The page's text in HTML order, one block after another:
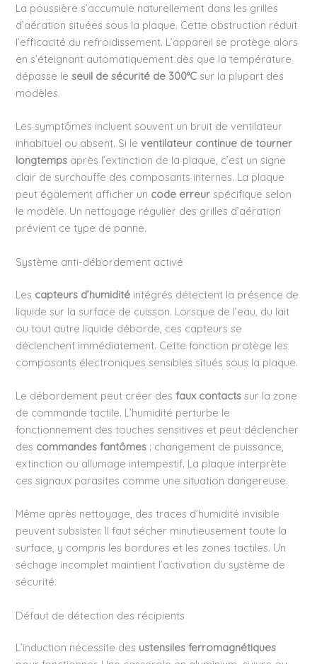
La poussière s’accumule naturellement dans les grilles
d’aération situées sous la plaque. Cette obstruction réduit
l’efficacité du refroidissement. L’appareil se protège alors
en s’éteignant automatiquement dès que la température
dépasse leseuil de sécurité de 300°C sur la plupart des
modèles.
Les symptômes incluent souvent un bruit de ventilateur
inhabituel ou absent. Si leventilateur continue de tourner
longtemps après l’extinction de la plaque, c’est un signe
clair de surchauffe des composants internes. La plaque
peut également afficher un code erreur spécifique selon
le modèle. Un nettoyage régulier des grilles d’aération
prévient ce type de panne.
Système anti-débordement activé
Les capteurs d’humidité intégrés détectent la présence de
liquide sur la surface de cuisson. Lorsque de l’eau, du lait
ou tout autre liquide déborde, ces capteurs se
déclenchent immédiatement. Cette fonction protège les
composants électroniques sensibles situés sous la plaque.
Le débordement peut créer desfaux contacts sur la zone
de commande tactile. L’humidité perturbe le
fonctionnement des touches sensitives et peut déclencher
des commandes fantômes : changement de puissance,
extinction ou allumage intempestif. La plaque interprète
ces signaux parasites comme une situation dangereuse.
Même après nettoyage, des traces d’humidité invisible
peuvent subsister. Il faut sécher minutieusement toute la
surface, y compris les bordures et les zones tactiles. Un
séchage incomplet maintient l’activation du système de
sécurité.
Défaut de détection des récipients
L’induction nécessite des ustensiles ferromagnétiques